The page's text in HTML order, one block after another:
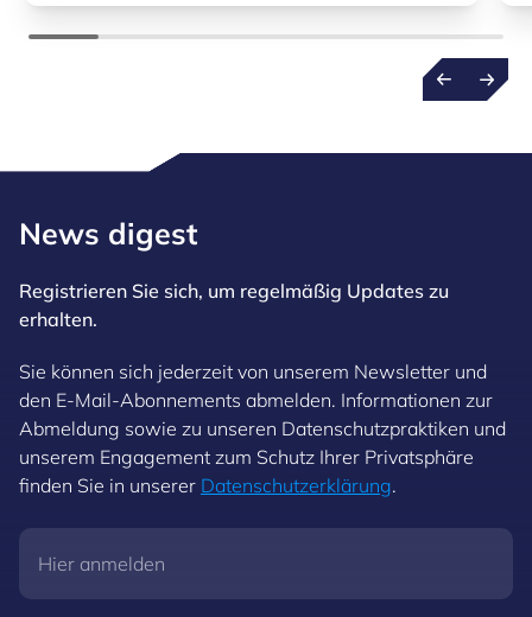
News digest
Registrieren Sie sich, um regelmäßig Updates zu
erhalten.
Sie können sich jederzeit von unserem Newsletter und
den E-Mail-Abonnements abmelden. Informationen zur
Abmeldung sowie zu unseren Datenschutzpraktiken und
unserem Engagement zum Schutz Ihrer Privatsphäre
finden Sie in unserer Datenschutzerklärung.